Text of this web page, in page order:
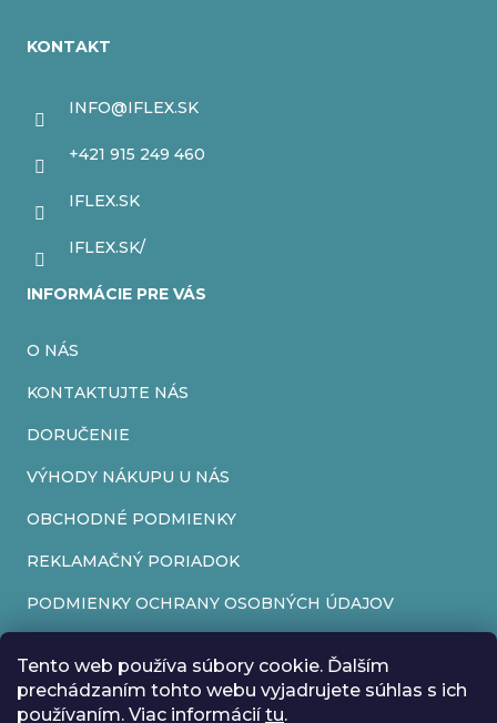
Tento web používa súbory cookie. Ďalším
prechádzaním tohto webu vyjadrujete súhlas s ich
používaním. Viac informáciítu.
KONTAKT
INFO@IFLEX.SK
+421 915 249 460
IFLEX.SK
IFLEX.SK/
INFORMÁCIE PRE VÁS
O NÁS
KONTAKTUJTE NÁS
DORUČENIE
VÝHODY NÁKUPU U NÁS
OBCHODNÉ PODMIENKY
REKLAMAČNÝ PORIADOK
PODMIENKY OCHRANY OSOBNÝCH ÚDAJOV
REKLAMAČNÝ FORMULÁR